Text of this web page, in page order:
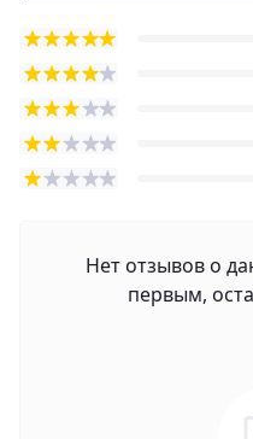
Нет отзывов о
первым,